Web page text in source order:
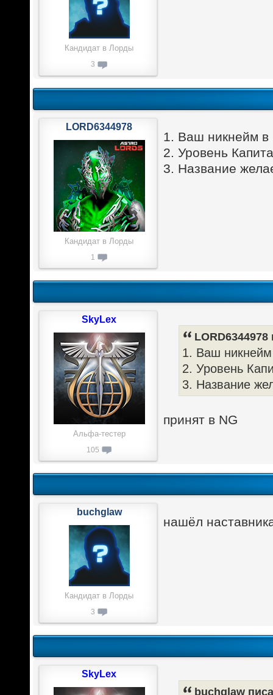
Кандидат в Лорды
3
1. Ваш никнейм в
2. Уровень
3. Название
LORD6344978
Кандидат в Лорды
1
LORD6344978
1. Ваш никнейм
2. Уровень
3. Название
принят в NG
SkyLex
Альфа-тестер
105
нашёл
buchglaw
Кандидат в Лорды
3
buchglaw
SkyLex